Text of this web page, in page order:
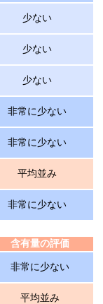
少ない
少ない
少ない
非常に少ない
非常に少ない
平均並み
非常に少ない
含有量の評価
非常に少ない
平均並み